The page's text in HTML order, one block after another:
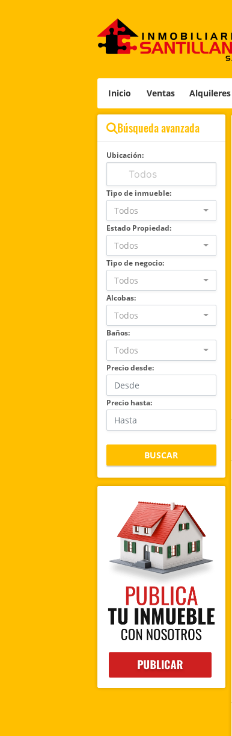
Inicio Ventas Alquileres
Búsqueda avanzada
Ubicación:
Tipo de inmueble:
Todos
Estado Propiedad:
Todos
Tipo de negocio:
Todos
Alcobas:
Todos
Baños:
Todos
Precio desde:
Precio hasta:
BUSCAR